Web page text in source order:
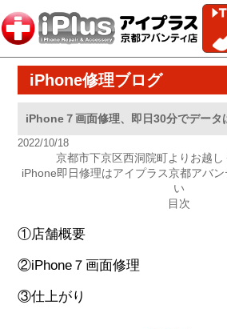
iPhone修理ブログ
iPhone７画面修理、即日30分でデータ
2022/10/18
京都市下京区西洞院町よりお越し
iPhone即日修理はアイプラス京都アバ
い
目次
①店舗概要
②iPhone７画面修理
③仕上がり